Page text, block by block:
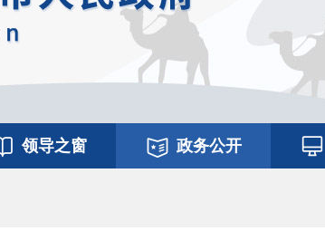
领导之窗 政务公开